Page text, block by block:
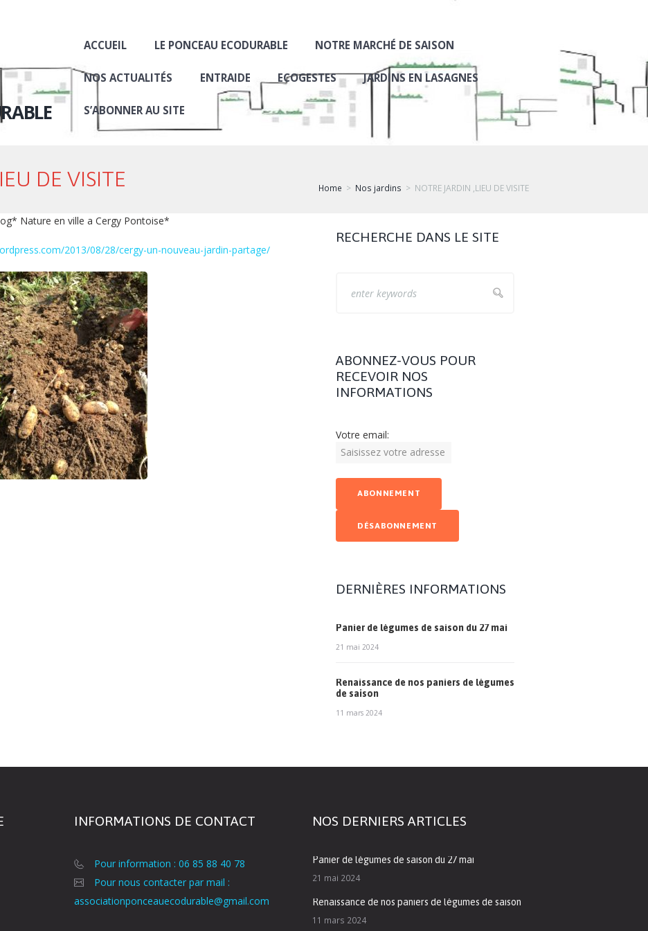
ACCUEIL LE PONCEAU ECODURABLE NOTRE MARCHÉ DE SAISON
NOS ACTUALITÉS ENTRAIDE ECOGESTES JARDINS EN LASAGNES
S’ABONNER AU SITE
DE VISITE Home Nos jardins NOTRE JARDIN ,LIEU DE VISITE
Nature en ville a Cergy Pontoise*
2013/08/28/cergy-un-nouveau-jardin-partage/
RECHERCHE DANS LE SITE
ABONNEZ-VOUS POUR
RECEVOIR NOS
INFORMATIONS
Votre email:
DERNIÈRES INFORMATIONS
Panier de légumes de saison du 27 mai
21 mai 2024
Renaissance de nos paniers de légumes
de saison
11 mars 2024
INFORMATIONS DE CONTACT
Pour information : 06 85 88 40 78
Pour nous contacter par mail :
associationponceauecodurable@gmail.com
NOS DERNIERS ARTICLES
Panier de légumes de saison du 27 mai
21 mai 2024
Renaissance de nos paniers de légumes de saison
11 mars 2024